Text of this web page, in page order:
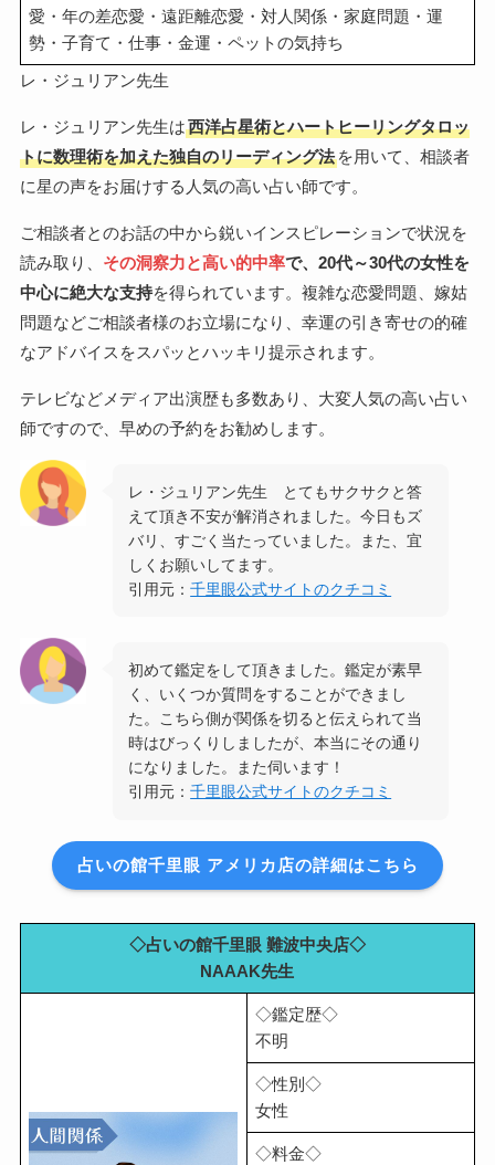
愛・年の差恋愛・遠距離恋愛・対人関係・家庭問題・運
勢・子育て・仕事・金運・ペットの気持ち
レ・ジュリアン先生
レ・ジュリアン先生は西洋占星術とハートヒーリングタロッ
トに数理術を加えた独自のリーディング法を用いて、相談者
に星の声をお届けする人気の高い占い師です。
ご相談者とのお話の中から鋭いインスピレーションで状況を
読み取り、 その洞察力と高い的中率で、20代～30代の女性を
中心に絶大な支持を得られています。複雑な恋愛問題、嫁姑
問題などご相談者様のお立場になり、幸運の引き寄せの的確
なアドバイスをスパッとハッキリ提示されます。
テレビなどメディア出演歴も多数あり、大変人気の高い占い
師ですので、早めの予約をお勧めします。
レ・ジュリアン先生 とてもサクサクと答
えて頂き不安が解消されました。今日もズ
バリ、すごく当たっていました。また、宜
しくお願いしてます。
引用元：千里眼公式サイトのクチコミ
初めて鑑定をして頂きました。鑑定が素早
く、いくつか質問をすることができまし
た。こちら側が関係を切ると伝えられて当
時はびっくりしましたが、本当にその通り
になりました。また伺います！
引用元：千里眼公式サイトのクチコミ
占いの館千里眼 アメリカ店の詳細はこちら
◇占いの館千里眼 難波中央店◇
NAAAK先生
◇鑑定歴◇
不明
◇性別◇
女性
◇料金◇